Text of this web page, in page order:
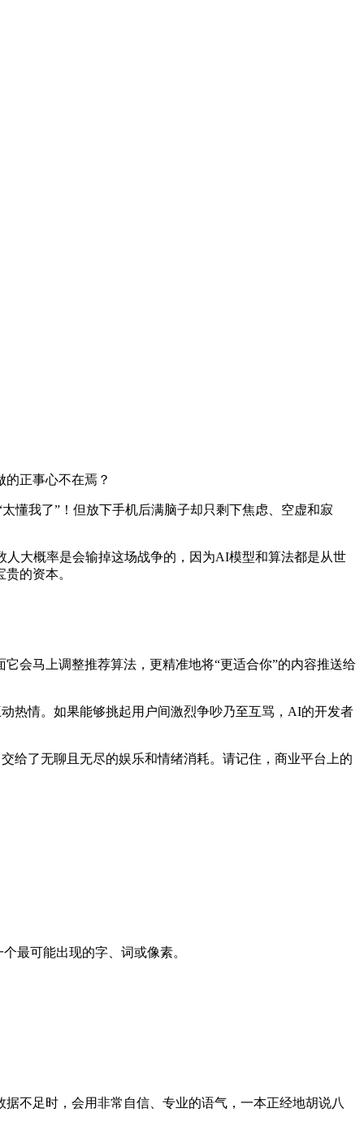
正事心不在焉？
懂我了”！但放下手机后满脑子却只剩下焦虑、空虚和寂
大概率是会输掉这场战争的，因为AI模型和算法都是从世
的资本。
会马上调整推荐算法，更精准地将“更适合你”的内容推送给
热情。如果能够挑起用户间激烈争吵乃至互骂，AI的开发者
给了无聊且无尽的娱乐和情绪消耗。请记住，商业平台上的
最可能出现的字、词或像素。
不足时，会用非常自信、专业的语气，一本正经地胡说八